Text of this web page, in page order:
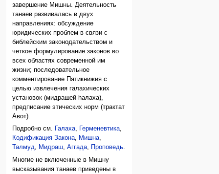
завершение Мишны. Деятельность
танаев развивалась в двух
направлениях: обсуждение
юридических проблем в связи с
библейским законодательством и
четкое формулирование законов во
всех областях современной им
жизни; последовательное
комментирование Пятикнижия с
целью извлечения галахических
установок (мидрашей-hалаха),
предписание этических норм (трактат
Авот).
Подробно см.
Галаха, Герменевтика,
Кодификация Закона, Мишна,
Талмуд, Мидраш,Аггада, Проповедь.
Многие не включенные в Мишну
высказывания танаев приведены в